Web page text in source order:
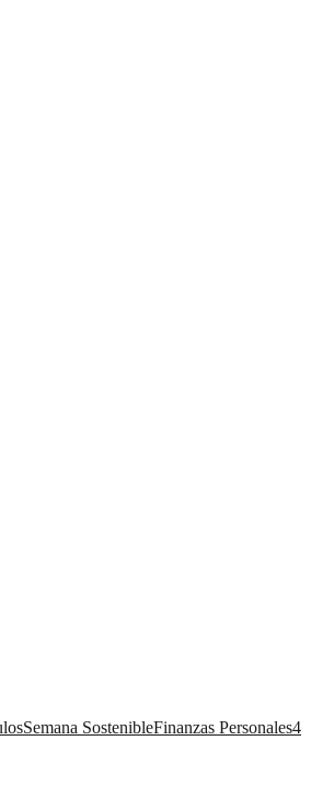
Semana SostenibleFinanzas Personales4